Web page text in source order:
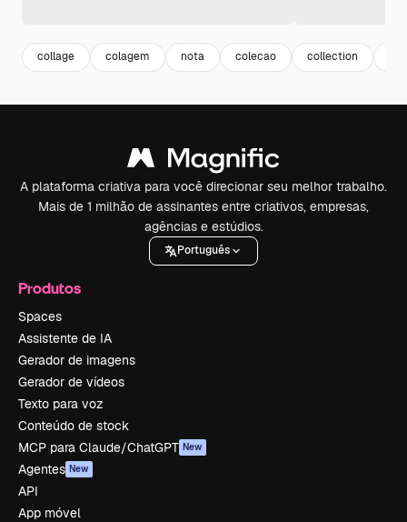
collage colagem nota colecao collection
A plataforma criativa para você direcionar seu melhor trabalho.
Mais de 1 milhão de assinantes entre criativos, empresas,
agências e estúdios.
Português
Produtos
Spaces
Assistente de IA
Gerador de imagens
Gerador de vídeos
Texto para voz
Conteúdo de stock
MCP para Claude/ChatGPT New
Agentes New
API
App móvel